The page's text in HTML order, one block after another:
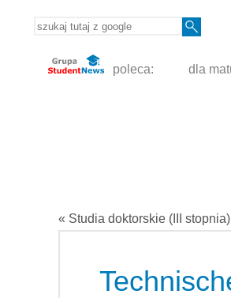
poleca: dla
« Studia doktorskie (III stopnia)